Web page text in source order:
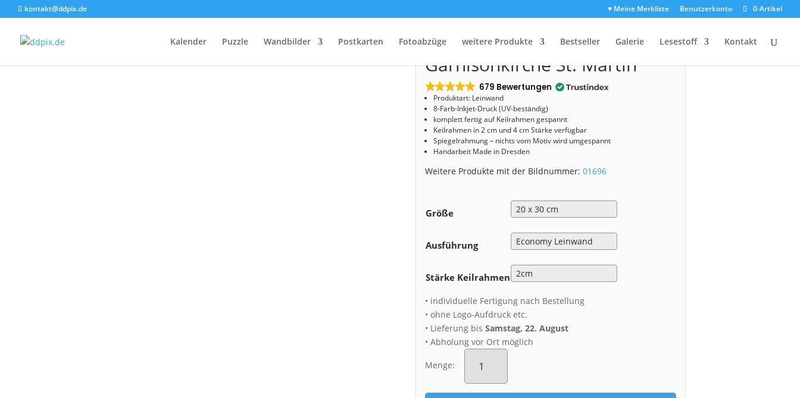
kontakt@ddpix.de ♥ Meine Merkliste Benutzerkonto 0-Artikel
Kalender Puzzle Wandbilder Postkarten Fotoabzüge weitere Produkte Bestseller Galerie Lesestoff Kontakt
Start/Shop/Leinwand/ Leinwand (01696) Garnisonkirche St. Martin
Leinwand (01696)
Garnisonkirche St. Martin
679 Bewertungen
Produktart: Leinwand
8-Farb-Inkjet-Druck (UV-beständig)
komplett fertig auf Keilrahmen gespannt
Keilrahmen in 2 cm und 4 cm Stärke verfügbar
Spiegelrahmung – nichts vom Motiv wird umgespannt
Handarbeit Made in Dresden
Weitere Produkte mit der Bildnummer:01696
Größe
Ausführung
Stärke Keilrahmen
• individuelle Fertigung nach Bestellung
• ohne Logo-Aufdruck etc.
• Lieferung bisSamstag, 22. August
• Abholung vor Ort möglich
Menge:
Leinwand
(01696)
St.